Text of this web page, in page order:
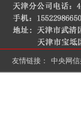
友情链接： 中央网信